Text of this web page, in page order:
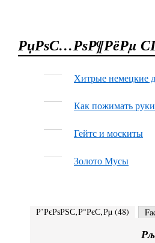
РџРѕС…РѕР¶РёРµ
Хитрые немецкие
Как пожимать руки
Гейтс и москиты
Золото Мусы
Р’РєРѕРЅС‚Р°РєС‚Рµ (48)